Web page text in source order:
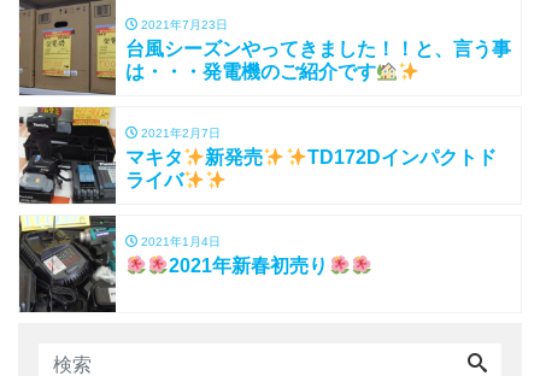
2021年7月23日
台風シーズンやってきました！！と、言う事
は・・・発電機のご紹介です
2021年2月7日
マキタ 新発売
TD172Dインパクトド
ライバ
2021年1月4日
2021年新春初売り